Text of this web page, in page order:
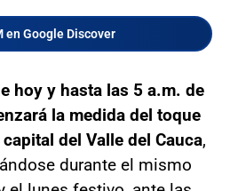
en Google Discover
hoy y hasta las 5 a.m. de
la medida del toque
del Valle del Cauca,
durante el mismo